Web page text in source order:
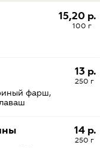
15,20 р.
100 г
13 р.
250 г
фарш,
14 р.
250 г